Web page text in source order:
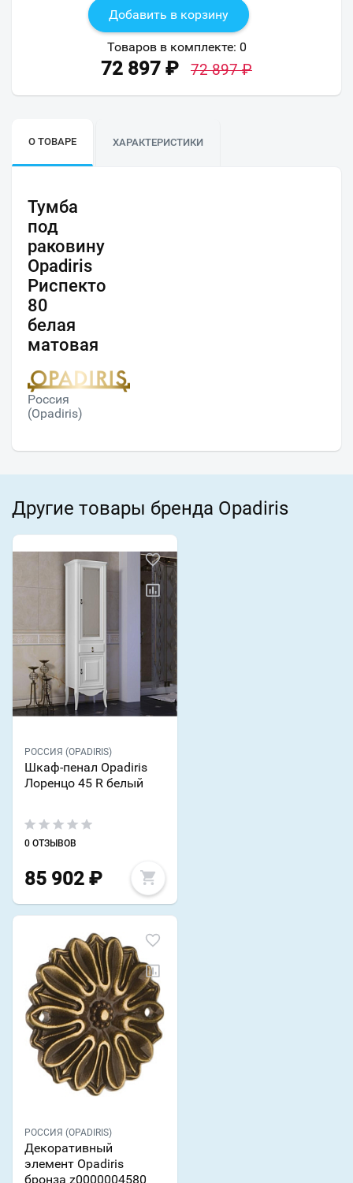
Добавить в корзину
Товаров в комплекте: 0
72 897 ₽ 72 897₽
О ТОВАРЕ ХАРАКТЕРИСТИКИ
Тумба
под
раковину
Opadiris
Риспекто
80
белая
матовая
Россия
(Opadiris)
Другие товары бренда Opadiris
РОССИЯ (OPADIRIS)
Шкаф-пенал Opadiris
Лоренцо 45 R белый
0 ОТЗЫВОВ
85 902 ₽
РОССИЯ (OPADIRIS)
Декоративный
элемент Opadiris
бронза z0000004580